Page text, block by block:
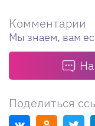
Комментарии
Мы знаем, вам
Поделиться